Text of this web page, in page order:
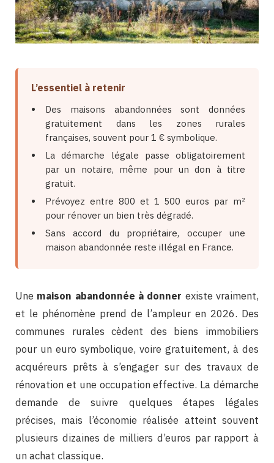
L’essentiel à retenir
Des maisons abandonnées sont données
gratuitement dans les zones rurales
françaises, souvent pour 1 € symbolique.
La démarche légale passe obligatoirement
par un notaire, même pour un don à titre
gratuit.
Prévoyez entre 800 et 1 500 euros par m²
pour rénover un bien très dégradé.
Sans accord du propriétaire, occuper une
maison abandonnée reste illégal en France.
Une maison abandonnée à donner existe vraiment,
et le phénomène prend de l’ampleur en 2026. Des
communes rurales cèdent des biens immobiliers
pour un euro symbolique, voire gratuitement, à des
acquéreurs prêts à s’engager sur des travaux de
rénovation et une occupation effective. La démarche
demande de suivre quelques étapes légales
précises, mais l’économie réalisée atteint souvent
plusieurs dizaines de milliers d’euros par rapport à
un achat classique.